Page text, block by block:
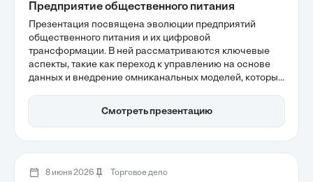
Предприятие общественного питания
Презентация посвящена эволюции предприятий
общественного питания и их цифровой
трансформации. В ней рассматриваются ключевые
аспекты, такие как переход к управлению на основе
данных и внедрение омниканальных моделей, которые
важности автоматизации процессов и использовании
ИИ для повышения операционной эффективности и
Смотреть презентацию
8 июня 2026 Торговое дело